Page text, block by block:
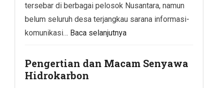
tersebar di berbagai pelosok Nusantara, namun
belum seluruh desa terjangkau sarana informasi-
komunikasi… Baca selanjutnya
Pengertian dan Macam Senyawa
Hidrokarbon